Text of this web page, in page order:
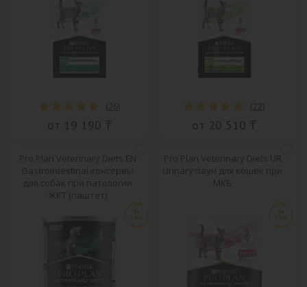
( 26)
от 19 190 ₸
( 22)
от 20 510 ₸
Pro Plan Veterinary Diets EN
Gastrointestinal консервы
для собак при патологии
ЖКТ (паштет)
Pro Plan Veterinary Diets UR
Urinary пауч для кошек при
МКБ